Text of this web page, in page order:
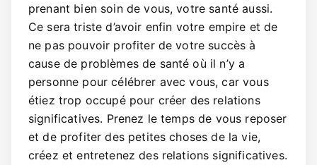
prenant bien soin de vous, votre santé aussi.
Ce sera triste d’avoir enfin votre empire et de
ne pas pouvoir profiter de votre succès à
cause de problèmes de santé où il n’y a
personne pour célébrer avec vous, car vous
étiez trop occupé pour créer des relations
significatives. Prenez le temps de vous reposer
et de profiter des petites choses de la vie,
créez et entretenez des relations significatives.